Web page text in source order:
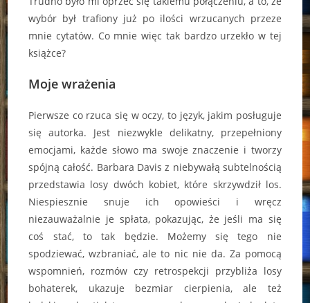
wybór był trafiony już po ilości wrzucanych przeze
mnie cytatów. Co mnie więc tak bardzo urzekło w tej
książce?
Moje wrażenia
Pierwsze co rzuca się w oczy, to język, jakim posługuje
się autorka. Jest niezwykle delikatny, przepełniony
emocjami, każde słowo ma swoje znaczenie i tworzy
spójną całość. Barbara Davis z niebywałą subtelnością
przedstawia losy dwóch kobiet, które skrzywdził los.
Niespiesznie snuje ich opowieści i wręcz
niezauważalnie je spłata, pokazując, że jeśli ma się
coś stać, to tak będzie. Możemy się tego nie
spodziewać, wzbraniać, ale to nic nie da. Za pomocą
wspomnień, rozmów czy retrospekcji przybliża losy
bohaterek, ukazuje bezmiar cierpienia, ale też